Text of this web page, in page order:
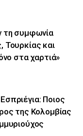
τη συμφωνία
Τουρκίας και
στα χαρτιά»
Ποιος
της Κολομβίας